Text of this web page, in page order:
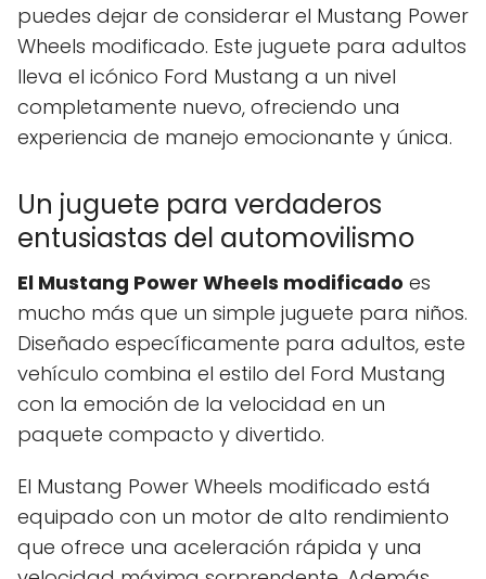
puedes dejar de considerar el Mustang Power
Wheels modificado. Este juguete para adultos
lleva el icónico Ford Mustang a un nivel
completamente nuevo, ofreciendo una
experiencia de manejo emocionante y única.
Un juguete para verdaderos
entusiastas del automovilismo
El Mustang Power Wheels modificado es
mucho más que un simple juguete para niños.
Diseñado específicamente para adultos, este
vehículo combina el estilo del Ford Mustang
con la emoción de la velocidad en un
paquete compacto y divertido.
El Mustang Power Wheels modificado está
equipado con un motor de alto rendimiento
que ofrece una aceleración rápida y una